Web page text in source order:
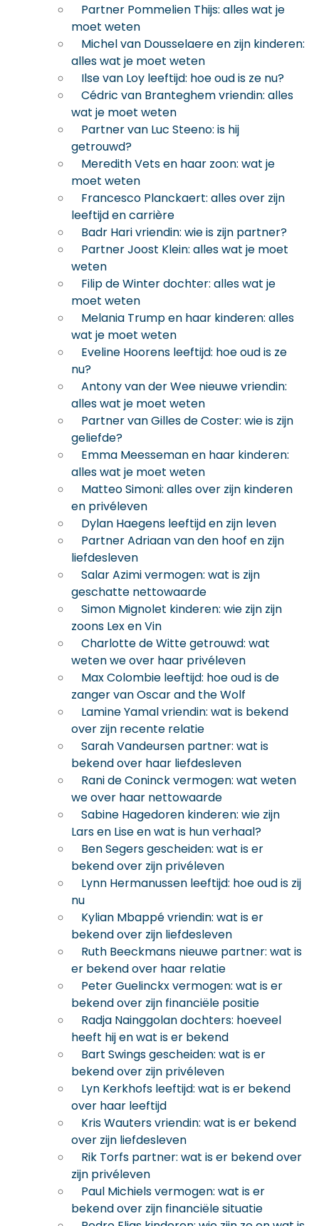
Partner Pommelien Thijs: alles wat je
moet weten
Michel van Dousselaere en zijn kinderen:
alles wat je moet weten
Ilse van Loy leeftijd: hoe oud is ze nu?
Cédric van Branteghem vriendin: alles
wat je moet weten
Partner van Luc Steeno: is hij
getrouwd?
Meredith Vets en haar zoon: wat je
moet weten
Francesco Planckaert: alles over zijn
leeftijd en carrière
Badr Hari vriendin: wie is zijn partner?
Partner Joost Klein: alles wat je moet
weten
Filip de Winter dochter: alles wat je
moet weten
Melania Trump en haar kinderen: alles
wat je moet weten
Eveline Hoorens leeftijd: hoe oud is ze
nu?
Antony van der Wee nieuwe vriendin:
alles wat je moet weten
Partner van Gilles de Coster: wie is zijn
geliefde?
Emma Meesseman en haar kinderen:
alles wat je moet weten
Matteo Simoni: alles over zijn kinderen
en privéleven
Dylan Haegens leeftijd en zijn leven
Partner Adriaan van den hoof en zijn
liefdesleven
Salar Azimi vermogen: wat is zijn
geschatte nettowaarde
Simon Mignolet kinderen: wie zijn zijn
zoons Lex en Vin
Charlotte de Witte getrouwd: wat
weten we over haar privéleven
Max Colombie leeftijd: hoe oud is de
zanger van Oscar and the Wolf
Lamine Yamal vriendin: wat is bekend
over zijn recente relatie
Sarah Vandeursen partner: wat is
bekend over haar liefdesleven
Rani de Coninck vermogen: wat weten
we over haar nettowaarde
Sabine Hagedoren kinderen: wie zijn
Lars en Lise en wat is hun verhaal?
Ben Segers gescheiden: wat is er
bekend over zijn privéleven
Lynn Hermanussen leeftijd: hoe oud is zij
nu
Kylian Mbappé vriendin: wat is er
bekend over zijn liefdesleven
Ruth Beeckmans nieuwe partner: wat is
er bekend over haar relatie
Peter Guelinckx vermogen: wat is er
bekend over zijn financiële positie
Radja Nainggolan dochters: hoeveel
heeft hij en wat is er bekend
Bart Swings gescheiden: wat is er
bekend over zijn privéleven
Lyn Kerkhofs leeftijd: wat is er bekend
over haar leeftijd
Kris Wauters vriendin: wat is er bekend
over zijn liefdesleven
Rik Torfs partner: wat is er bekend over
zijn privéleven
Paul Michiels vermogen: wat is er
bekend over zijn financiële situatie